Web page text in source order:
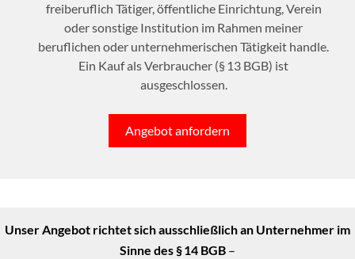
freiberuflich Tätiger, öffentliche Einrichtung, Verein
oder sonstige Institution im Rahmen meiner
beruflichen oder unternehmerischen Tätigkeit handle.
Ein Kauf als Verbraucher (§ 13 BGB) ist
ausgeschlossen.
Angebot anfordern
Unser Angebot richtet sich ausschließlich an Unternehmer im
Sinne des § 14 BGB –